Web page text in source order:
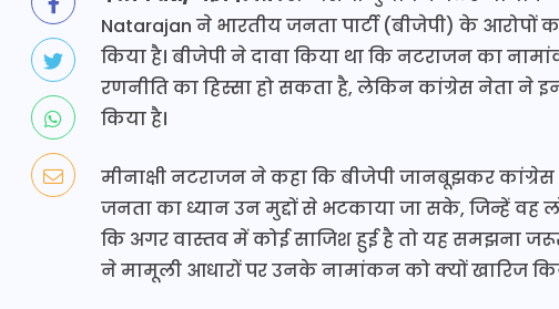
Natarajan ने भारतीय जनता पार्टी (बीजेपी) के
किया है। बीजेपी ने दावा किया था कि नटराजन का
रणनीति का हिस्सा हो सकता है, लेकिन कांग्रेस नेता ने
किया है।
मीनाक्षी नटराजन ने कहा कि बीजेपी जानबूझकर
जनता का ध्यान उन मुद्दों से भटकाया जा सके, जिन्हें वह
कि अगर वास्तव में कोई साजिश हुई है तो यह समझना
ने मामूली आधारों पर उनके नामांकन को क्यों खारिज